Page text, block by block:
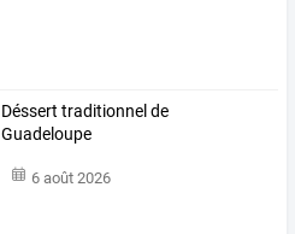
Déssert traditionnel de
Guadeloupe
6 août 2026